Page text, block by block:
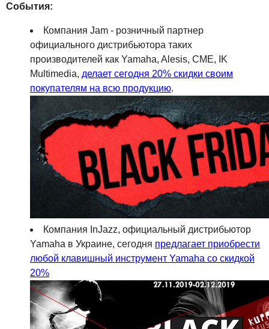
События:
Компания Jam - розничный партнер
официального дистрибьютора таких
производителей как Yamaha, Alesis, CME, IK
Multimedia, делает сегодня 20% скидки своим
покупателям на всю продукцию.
Компания InJazz, официальный дистрибьютор
Yamaha в Украине, сегодня предлагает приобрести
любой клавишный инструмент Yamaha со скидкой
20%